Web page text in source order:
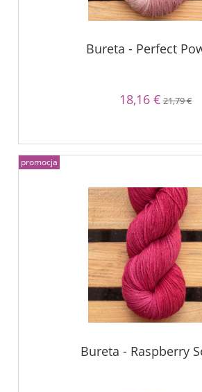
Bureta - Perfect
18,16 €21,79 €
Bureta - Raspberry
promocja